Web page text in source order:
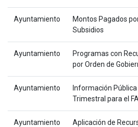
Ayuntamiento
Montos Pagados
Subsidios
Ayuntamiento
Programas con
por Orden de
Ayuntamiento
Información
Trimestral para el
Ayuntamiento
Aplicación de